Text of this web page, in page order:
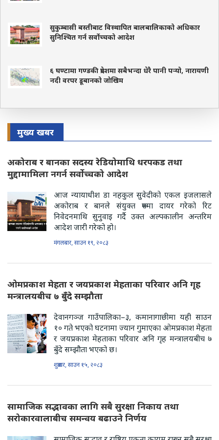
सुकुम्बासी बस्तीबाट विस्थापित बालबालिकाको अधिकार
सुनिश्चित गर्न सर्वोच्चको आदेश
६ घण्टामा गण्डकी प्रदेशमा सबैभन्दा धेरै पानी पर्‍यो, नारायणी
नदी वरपर डूबानको जोखिम
मुख्य खबर
अकोराब र बानका सदस्य रेडियोमाथि धरपकड तथा
मुद्दामामिला नगर्न सर्वोच्चको आदेश
आज न्यायाधीश डा नहकुल सुवेदीको एकल इजलासले
अकोराब र बानले संयुक्त रूपमा दायर गरेको रिट
निवेदनमाथि सुनुवाइ गर्दै उक्त अल्पकालीन अन्तरिम
आदेश जारी गरेको हो।
मंगलबार, साउन १९, २०८३
ओमप्रकाश मेहता र जयप्रकाश मेहताका परिवार अनि गृह
मन्त्रालयबीच ७ बुँदे सम्झौता
देवानगञ्ज गाउँपालिका–३, कमानागाछीमा यही साउन
१० गते भएको घटनामा ज्यान गुमाएका ओमप्रकाश मेहता
र जयप्रकाश मेहताका परिवार अनि गृह मन्त्रालयबीच ७
बुँदे सम्झौता भएको छ।
शुक्रबार, साउन १५, २०८३
सामाजिक सद्भावका लागि सबै सुरक्षा निकाय तथा
सरोकारवालाबीच समन्वय बढाउने निर्णय